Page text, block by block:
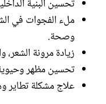
تحسين البنية
ملء الفجوات في
وصحة.
زيادة مرونة
تحسين مظهر وحيوية
علاج مشكلة تطاير